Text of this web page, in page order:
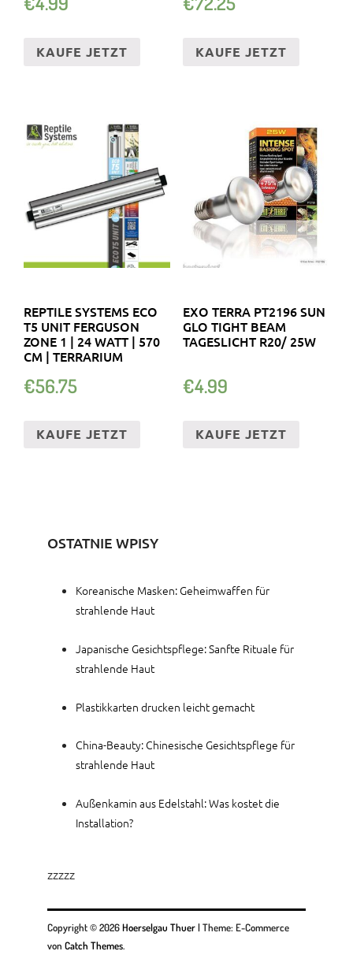
KAUFE JETZT KAUFE JETZT
REPTILE SYSTEMS ECO
T5 UNIT FERGUSON
ZONE 1 | 24 WATT | 570
CM | TERRARIUM
€56.75
KAUFE JETZT
EXO TERRA PT2196 SUN
GLO TIGHT BEAM
TAGESLICHT R20/ 25W
€4.99
KAUFE JETZT
OSTATNIE WPISY
Koreanische Masken: Geheimwaffen für
strahlende Haut
Japanische Gesichtspflege: Sanfte Rituale für
strahlende Haut
Plastikkarten drucken leicht gemacht
China-Beauty: Chinesische Gesichtspflege für
strahlende Haut
Außenkamin aus Edelstahl: Was kostet die
Installation?
zzzzz
Copyright © 2026Hoerselgau Thuer|Theme: E-Commerce
von Catch Themes.